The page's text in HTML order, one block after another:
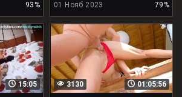
93%
01 Нояб 2023
79%
15:05 01:05:56
3130